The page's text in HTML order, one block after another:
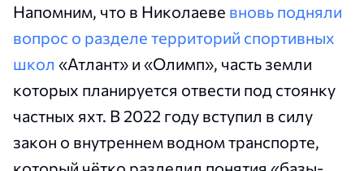
Напомним, что в Николаеве вновь подняли
вопрос о разделе территорий спортивных
школ «Атлант» и «Олимп», часть земли
которых планируется отвести под стоянку
частных яхт. В 2022 году вступил в силу
закон о внутреннем водном транспорте,